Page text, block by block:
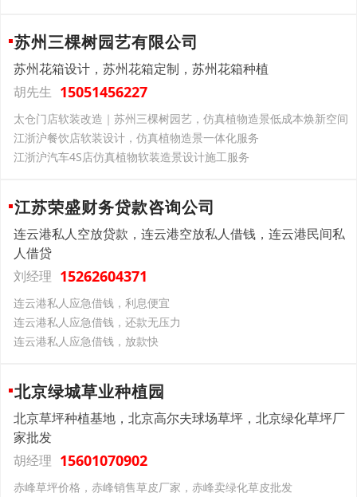
苏州三棵树园艺有限公司
苏州花箱设计，苏州花箱定制，苏州花箱种植
胡先生 15051456227
太仓门店软装改造｜苏州三棵树园艺，仿真植物造景低成本焕新空间
江浙沪餐饮店软装设计，仿真植物造景一体化服务
江浙沪汽车4S店仿真植物软装造景设计施工服务
江苏荣盛财务贷款咨询公司
连云港私人空放贷款，连云港空放私人借钱，连云港民间私
人借贷
刘经理 15262604371
连云港私人应急借钱，利息便宜
连云港私人应急借钱，还款无压力
连云港私人应急借钱，放款快
北京绿城草业种植园
北京草坪种植基地，北京高尔夫球场草坪，北京绿化草坪厂
家批发
胡经理 15601070902
‌赤峰草坪价格，赤峰销售草皮厂家，赤峰卖绿化草皮批发